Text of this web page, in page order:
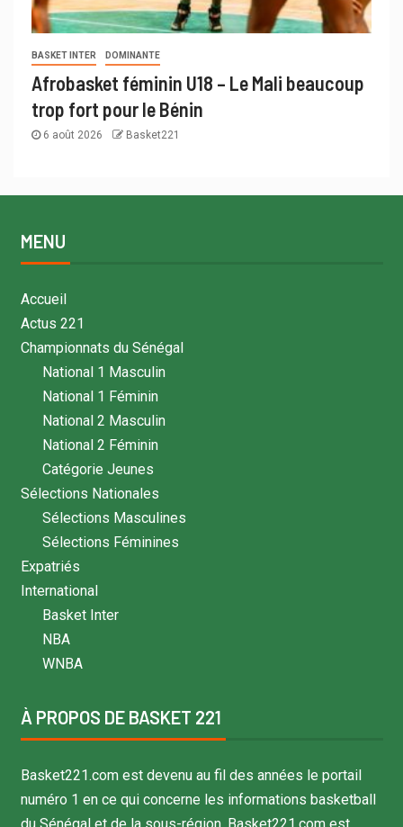
BASKET INTER DOMINANTE
Afrobasket féminin U18 – Le Mali beaucoup
trop fort pour le Bénin
6 août 2026 Basket221
MENU
Accueil
Actus 221
Championnats du Sénégal
National 1 Masculin
National 1 Féminin
National 2 Masculin
National 2 Féminin
Catégorie Jeunes
Sélections Nationales
Sélections Masculines
Sélections Féminines
Expatriés
International
Basket Inter
NBA
WNBA
À PROPOS DE BASKET 221
Basket221.com est devenu au fil des années le portail
numéro 1 en ce qui concerne les informations basketball